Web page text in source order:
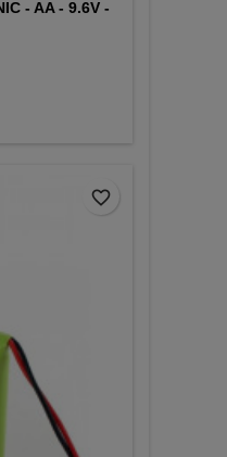
- AA - 9.6V -
favorite_border